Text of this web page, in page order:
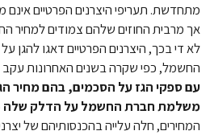
מתחדשת. תעריפי היצרנים הפרטיים
אך מרבית החוזים שלהם צמודים
לא די בכך, היצרנים הפרטיים דאגו להגן
החשמל, כפי שקרה בשנים האחרונות עקב
עם ספקי הגז על הסכמים, בהם מחיר
משלמת חברת החשמל על הדלק שלה
המחירים, חלה עלייה בהכנסותיהם של